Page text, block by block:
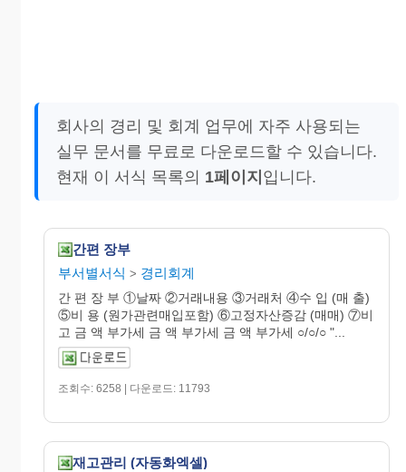
회사의 경리 및 회계 업무에 자주 사용되는
실무 문서를 무료로 다운로드할 수 있습니다.
현재 이 서식 목록의 1페이지 입니다.
간편 장부
부서별서식 > 경리회계
간 편 장 부 ①날짜 ②거래내용 ③거래처 ④수 입 (매 출)
⑤비 용 (원가관련매입포함) ⑥고정자산증감 (매매) ⑦비
고 금 액 부가세 금 액 부가세 금 액 부가세 ○/○/○ "...
조회수: 6258 | 다운로드: 11793
재고관리 (자동화엑셀)